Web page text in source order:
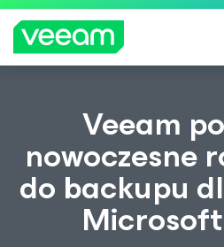
Wskazówki firmy Veeam
dotyczy aktualizacja
WIĘCEJ
INFORMA
CJI
Veeam
nowoczesne
do backupu